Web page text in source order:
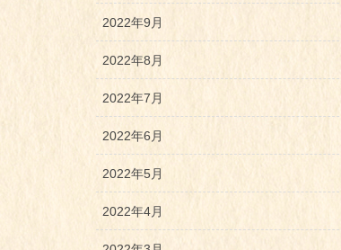
2022年9月
2022年8月
2022年7月
2022年6月
2022年5月
2022年4月